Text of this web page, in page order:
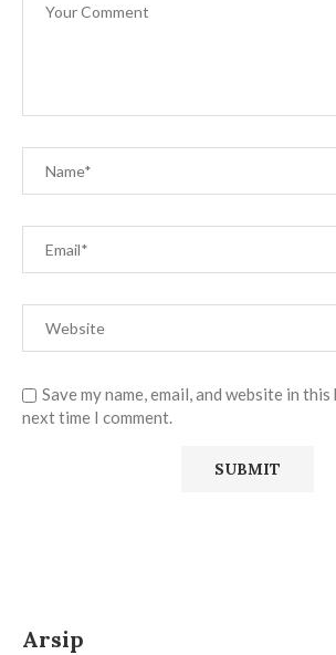
Save my name, email, and website in
next time I comment.
Arsip